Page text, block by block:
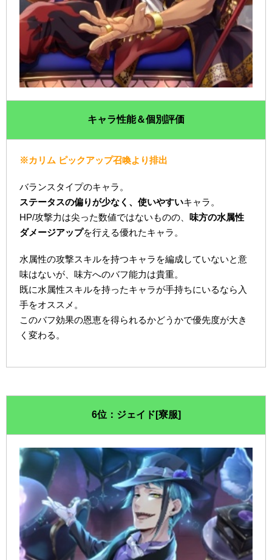
キャラ性能＆個別評価
※カリム ピックアップ召喚より排出
バランスタイプのキャラ。
ステータスの偏りが少なく、使いやすいキャラ。
HP/攻撃力は尖った数値ではないものの、味方の水属性
ダメージアップを行える優れたキャラ。
水属性の攻撃スキルを持つキャラを編成していないと意
味はないが、味方へのバフ能力は貴重。
既に水属性スキルを持ったキャラが手持ちにいるなら入
手をオススメ。
このバフ効果の恩恵を得られるかどうかで優先度が大き
く変わる。
6位：ジェイド[寮服]